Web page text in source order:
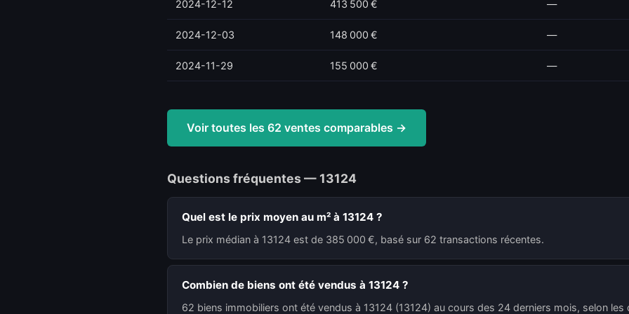
2024-12-12 413 500 € —
2024-12-03 148 000 € —
2024-11-29 155 000 € —
Voir toutes les 62 ventes comparables →
Questions fréquentes — 13124
Quel est le prix moyen au m² à 13124 ?
Le prix médian à 13124 est de 385 000 €, basé sur 62 transactions récentes.
Combien de biens ont été vendus à 13124 ?
62 biens immobiliers ont été vendus à 13124 (13124) au cours des 24 derniers mois, selon les